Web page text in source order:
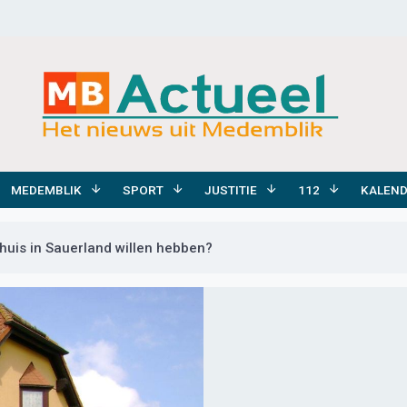
MEDEMBLIK SPORT JUSTITIE 112
in Sauerland willen hebben?